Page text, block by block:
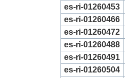
es-ri-01260453
es-ri-01260466
es-ri-01260472
es-ri-01260488
es-ri-01260491
es-ri-01260504